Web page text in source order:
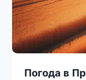
Погода в